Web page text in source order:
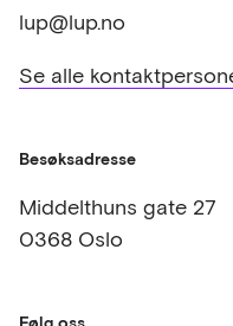
lup@lup.no
Se alle
Besøksadresse
Middelthuns gate 27
0368 Oslo